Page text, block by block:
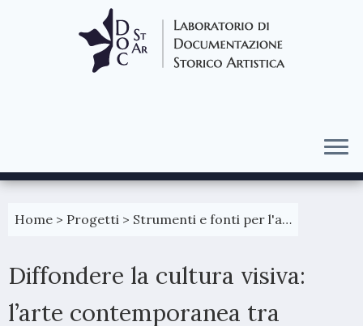
Passa
Home > Progetti > Strumenti e fonti per l'arte contemporanea
Diffondere la cultura visiva:
l’arte contemporanea tra